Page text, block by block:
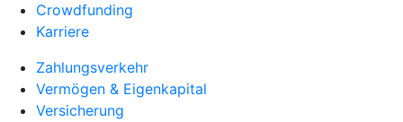
Crowdfunding
Karriere
Zahlungsverkehr
Vermögen & Eigenkapital
Versicherung